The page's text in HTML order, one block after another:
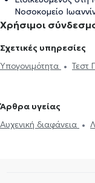
Νοσοκομείο
Χρήσιμοι
Σχετικές υπηρεσίες
Υπογονιμότητα
Τεστ
Αυχενική διαφάνεια
Μητρορραγία
Άρθρα υγείας
Αυχενική διαφάνεια